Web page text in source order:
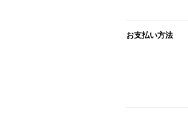
お支払い方法